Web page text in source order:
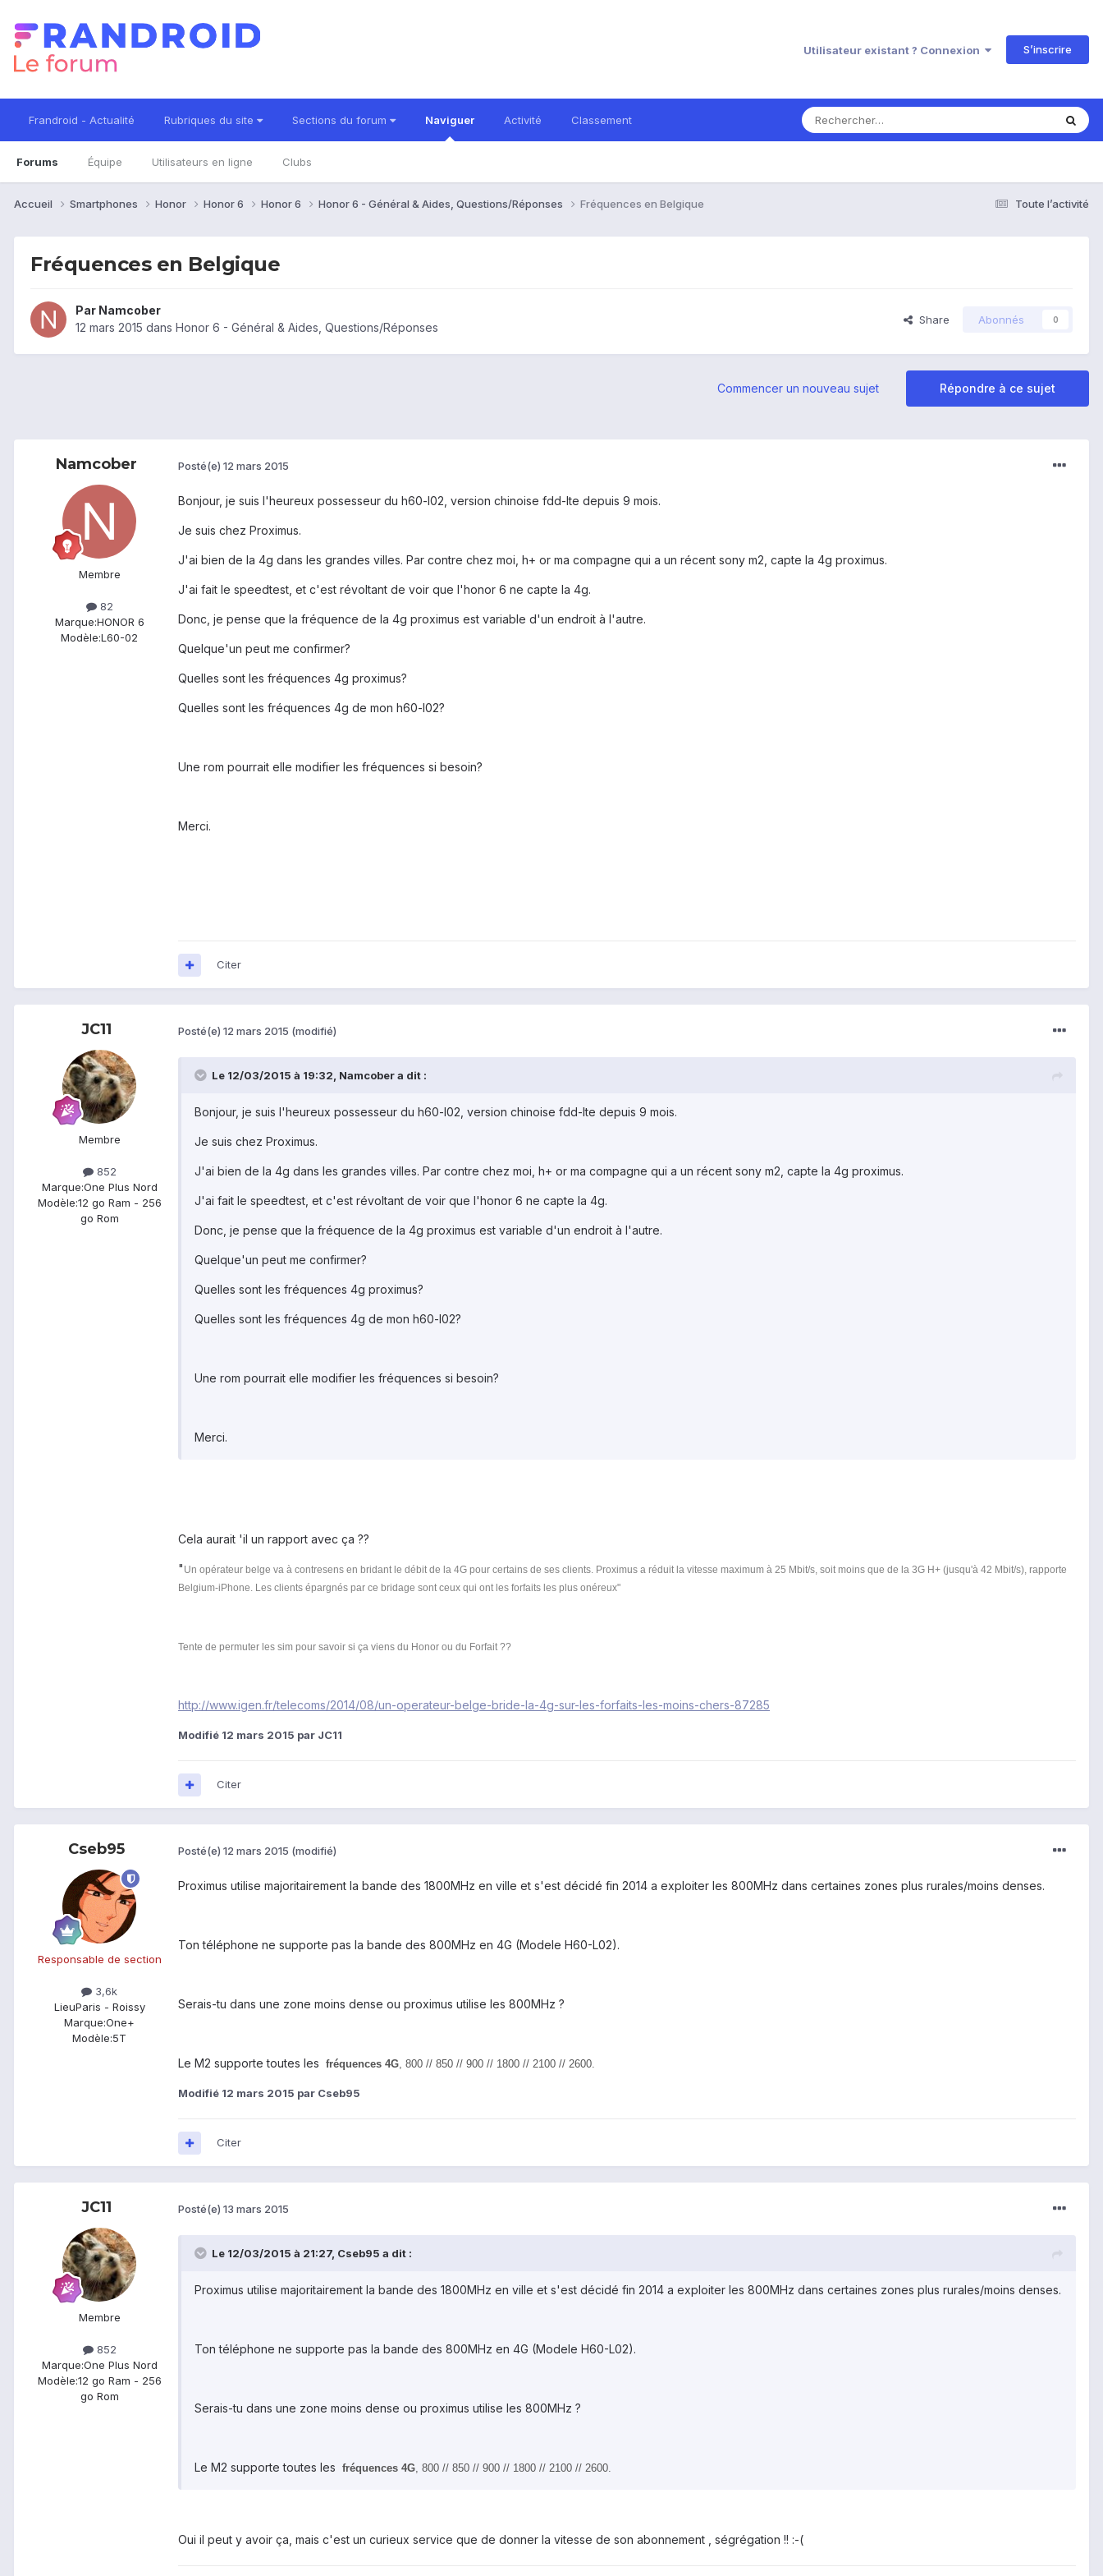
Utilisateur existant ? Connexion S’inscrire
Frandroid - Actualité Rubriques du site Sections du forum Naviguer
Forums Équipe Utilisateurs en ligne Clubs
Activité Classement
Toute l’activité
Accueil Smartphones Honor Honor 6 Honor 6 Honor 6 - Général & Aides, Questions/Réponses Fréquences en Belgique
Fréquences en Belgique
Par Namcober
12 mars 2015 dans Honor 6 - Général & Aides, Questions/Réponses
Share Abonnés 0
Répondre à ce sujet
Commencer un nouveau sujet
Namcober
Membre
82
Marque:HONOR 6
Modèle:L60-02
Posté(e) 12 mars 2015
Bonjour, je suis l'heureux possesseur du h60-l02, version chinoise fdd-lte depuis 9 mois.
Je suis chez Proximus.
J'ai bien de la 4g dans les grandes villes. Par contre chez moi, h+ or ma compagne qui a un récent sony m2, capte la 4g proximus.
J'ai fait le speedtest, et c'est révoltant de voir que l'honor 6 ne capte la 4g.
Donc, je pense que la fréquence de la 4g proximus est variable d'un endroit à l'autre.
Quelque'un peut me confirmer?
Quelles sont les fréquences 4g proximus?
Quelles sont les fréquences 4g de mon h60-l02?
Une rom pourrait elle modifier les fréquences si besoin?
Merci.
Citer
JC11
Membre
852
Marque:One Plus Nord
Modèle:12 go Ram - 256
go Rom
Posté(e) 12 mars 2015 (modifié)
Le 12/03/2015 à 19:32, Namcober a dit :
Bonjour, je suis l'heureux possesseur du h60-l02, version chinoise fdd-lte depuis 9 mois.
Je suis chez Proximus.
J'ai bien de la 4g dans les grandes villes. Par contre chez moi, h+ or ma compagne qui a un récent sony m2, capte la 4g proximus.
J'ai fait le speedtest, et c'est révoltant de voir que l'honor 6 ne capte la 4g.
Donc, je pense que la fréquence de la 4g proximus est variable d'un endroit à l'autre.
Quelque'un peut me confirmer?
Quelles sont les fréquences 4g proximus?
Quelles sont les fréquences 4g de mon h60-l02?
Une rom pourrait elle modifier les fréquences si besoin?
Merci.
Cela aurait 'il un rapport avec ça ??
" Un opérateur belge va à contresens en bridant le débit de la 4G pour certains de ses clients. Proximus a réduit la vitesse maximum à 25 Mbit/s, soit moins que de la 3G H+ (jusqu'à 42 Mbit/s), rapporte
Belgium-iPhone. Les clients épargnés par ce bridage sont ceux qui ont les forfaits les plus onéreux"
Tente de permuter les sim pour savoir si ça viens du Honor ou du Forfait ??
http://www.igen.fr/telecoms/2014/08/un-operateur-belge-bride-la-4g-sur-les-forfaits-les-moins-chers-87285
Modifié 12 mars 2015 par JC11
Citer
Cseb95
Responsable de section
3,6k
LieuParis - Roissy
Marque:One+
Modèle:5T
Posté(e) 12 mars 2015 (modifié)
Proximus utilise majoritairement la bande des 1800MHz en ville et s'est décidé fin 2014 a exploiter les 800MHz dans certaines zones plus rurales/moins denses.
Ton téléphone ne supporte pas la bande des 800MHz en 4G (Modele H60-L02).
Serais-tu dans une zone moins dense ou proximus utilise les 800MHz ?
Le M2 supporte toutes les fréquences 4G, 800 // 850 // 900 // 1800 // 2100 // 2600.
Modifié 12 mars 2015 par Cseb95
Citer
JC11
Membre
852
Marque:One Plus Nord
Modèle:12 go Ram - 256
go Rom
Posté(e) 13 mars 2015
Le 12/03/2015 à 21:27, Cseb95 a dit :
Proximus utilise majoritairement la bande des 1800MHz en ville et s'est décidé fin 2014 a exploiter les 800MHz dans certaines zones plus rurales/moins denses.
Ton téléphone ne supporte pas la bande des 800MHz en 4G (Modele H60-L02).
Serais-tu dans une zone moins dense ou proximus utilise les 800MHz ?
Le M2 supporte toutes les fréquences 4G, 800 // 850 // 900 // 1800 // 2100 // 2600.
Oui il peut y avoir ça, mais c'est un curieux service que de donner la vitesse de son abonnement , ségrégation !! :-(